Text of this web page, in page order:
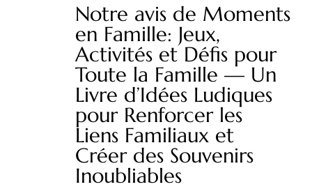
Notre avis de Moments
en Famille: Jeux,
Activités et Défis pour
Toute la Famille — Un
Livre d’Idées Ludiques
pour Renforcer les
Liens Familiaux et
Créer des Souvenirs
Inoubliables